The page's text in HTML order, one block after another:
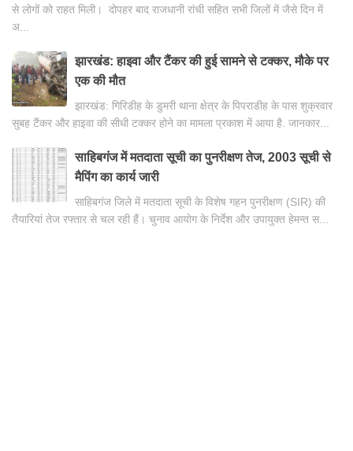
से लोगों को राहत मिली। दोपहर बाद राजधानी रांची सहित सभी जिलों में जैसे दिन में
अ...
झारखंड: हाइवा और टैंकर की हुई सामने से टक्कर, मौके पर
एक की मौत
झारखंड: गिरिडीह के डुमरी थाना क्षेत्र के पिपराडीह के पास शुक्रवार
सुबह टैंकर और हाइवा की सीधी टक्कर होने का मामला प्रकाश में आया है. जानकार...
साहिबगंज में मतदाता सूची का पुनरीक्षण तेज, 2003 सूची से
मैपिंग का कार्य जारी
साहिबगंज जिले में मतदाता सूची के विशेष गहन पुनरीक्षण (SIR) की
तैयारियां तेज रफ्तार से चल रही हैं। चुनाव आयोग के निर्देश और उपायुक्त हेमन्त स...